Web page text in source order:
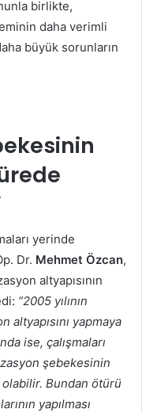
birlikte,
daha verimli
büyük sorunların
yerinde
Dr. Mehmet Özcan,
altyapısının
“2005 yılının
altyapısını yapmaya
ise, çalışmaları
şebekesinin
Bundan ötürü
yapılması